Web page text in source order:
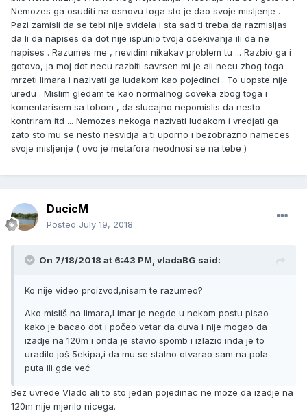
Nemozes ga osuditi na osnovu toga sto je dao svoje misljenje .
Pazi zamisli da se tebi nije svidela i sta sad ti treba da razmisljas
da li da napises da dot nije ispunio tvoja ocekivanja ili da ne
napises . Razumes me , nevidim nikakav problem tu ... Razbio ga i
gotovo, ja moj dot necu razbiti savrsen mi je ali necu zbog toga
mrzeti limara i nazivati ga ludakom kao pojedinci . To uopste nije
uredu . Mislim gledam te kao normalnog coveka zbog toga i
komentarisem sa tobom , da slucajno nepomislis da nesto
kontriram itd ... Nemozes nekoga nazivati ludakom i vredjati ga
zato sto mu se nesto nesvidja a ti uporno i bezobrazno nameces
svoje misljenje ( ovo je metafora neodnosi se na tebe )
DucicM
Posted July 19, 2018
On 7/18/2018 at 6:43 PM, vladaBG said:
Ko nije video proizvod,nisam te razumeo?
Ako misliš na limara,Limar je negde u nekom postu pisao
kako je bacao dot i počeo vetar da duva i nije mogao da
izadje na 120m i onda je stavio spomb i izlazio inda je to
uradilo još 5ekipa,i da mu se stalno otvarao sam na pola
puta ili gde već
Bez uvrede Vlado ali to sto jedan pojedinac ne moze da izadje na
120m nije mjerilo nicega.